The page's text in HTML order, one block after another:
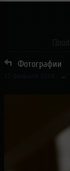
Фотографии
←